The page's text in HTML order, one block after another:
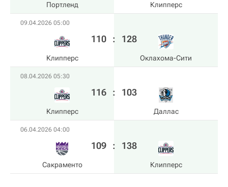
Портленд Клипперс
09.04.2026 05:00
Клипперс
110 : 128
Оклахома-Сити
08.04.2026 05:30
Клипперс
116 : 103
Даллас
06.04.2026 04:00
Сакраменто
109 : 138
Клипперс